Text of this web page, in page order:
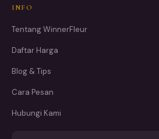
INFO
Tentang WinnerFleur
Daftar Harga
Blog & Tips
Cara Pesan
Hubungi Kami